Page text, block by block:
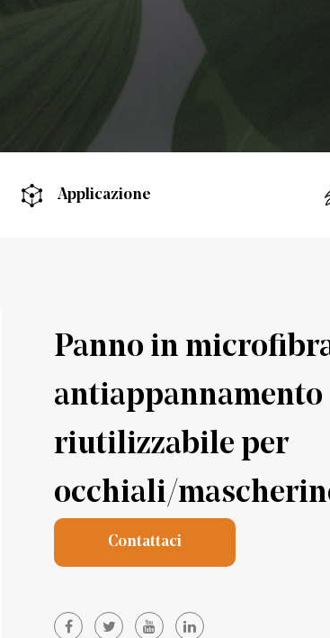
Applicazione
Panno in
antiappannamento
riutilizzabile per
occhiali/
Contattaci